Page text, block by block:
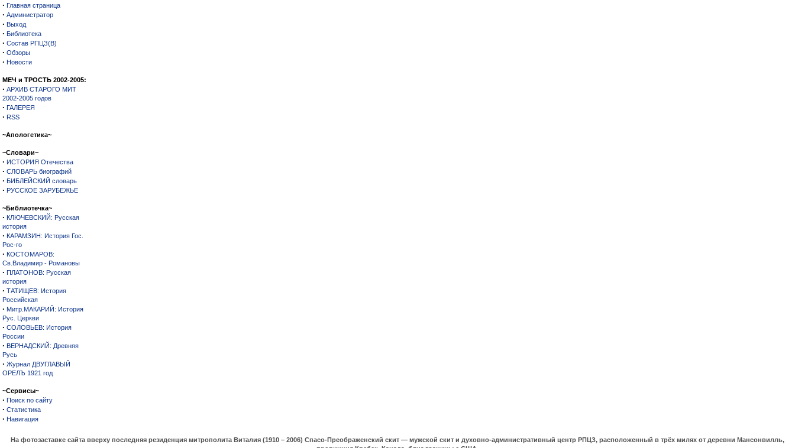
· Главная страница
· Администратор
· Выход
· Библиотека
· Состав РПЦЗ(В)
· Обзоры
· Новости
МЕЧ и ТРОСТЬ 2002-2005:
· АРХИВ СТАРОГО МИТ
2002-2005 годов
· ГАЛЕРЕЯ
· RSS
~Апологетика~
~Словари~
· ИСТОРИЯ Отечества
· СЛОВАРЬ биографий
· БИБЛЕЙСКИЙ словарь
· РУССКОЕ ЗАРУБЕЖЬЕ
~Библиотечка~
· КЛЮЧЕВСКИЙ: Русская
история
· КАРАМЗИН: История Гос.
Рос-го
· КОСТОМАРОВ:
Св.Владимир - Романовы
· ПЛАТОНОВ: Русская
история
· ТАТИЩЕВ: История
Российская
· Митр.МАКАРИЙ: История
Рус. Церкви
· СОЛОВЬЕВ: История
России
· ВЕРНАДСКИЙ: Древняя
Русь
· Журнал ДВУГЛАВЫЙ
ОРЕЛЪ 1921 год
~Сервисы~
· Поиск по сайту
· Статистика
· Навигация
На фотозаставке сайта вверху последняя резиденция митрополита Виталия (1910 – 2006) Спасо-Преображенский скит — мужской скит и духовно-административный центр РПЦЗ, расположенный в трёх милях от деревни Мансонвилль,